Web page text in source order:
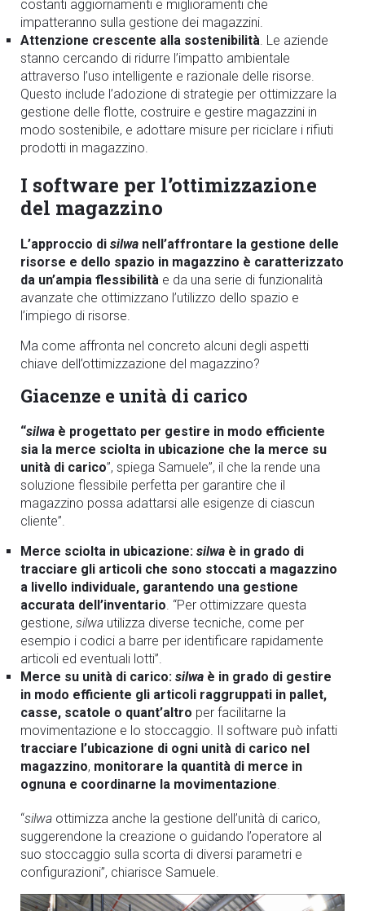
costanti aggiornamenti e miglioramenti che
impatteranno sulla gestione dei magazzini.
Attenzione crescente alla sostenibilità. Le aziende
stanno cercando di ridurre l’impatto ambientale
attraverso l’uso intelligente e razionale delle risorse.
Questo include l’adozione di strategie per ottimizzare la
gestione delle flotte, costruire e gestire magazzini in
modo sostenibile, e adottare misure per riciclare i rifiuti
prodotti in magazzino.
I software per l’ottimizzazione
del magazzino
L’approccio di silwa nell’affrontare la gestione delle
risorse e dello spazio in magazzino è caratterizzato
da un’ampia flessibilità e da una serie di funzionalità
avanzate che ottimizzano l’utilizzo dello spazio e
l’impiego di risorse.
Ma come affronta nel concreto alcuni degli aspetti
chiave dell’ottimizzazione del magazzino?
Giacenze e unità di carico
“silwa è progettato per gestire in modo efficiente
sia la merce sciolta in ubicazione che la merce su
unità di carico”, spiega Samuele”, il che la rende una
soluzione flessibile perfetta per garantire che il
magazzino possa adattarsi alle esigenze di ciascun
cliente”.
Merce sciolta in ubicazione: silwa è in grado di
tracciare gli articoli che sono stoccati a magazzino
a livello individuale, garantendo una gestione
accurata dell’inventario. “Per ottimizzare questa
gestione, silwa utilizza diverse tecniche, come per
esempio i codici a barre per identificare rapidamente
articoli ed eventuali lotti”.
Merce su unità di carico: silwa è in grado di gestire
in modo efficiente gli articoli raggruppati in pallet,
casse, scatole o quant’altro per facilitarne la
movimentazione e lo stoccaggio. Il software può infatti
tracciare l’ubicazione di ogni unità di carico nel
magazzino, monitorare la quantità di merce in
ognuna e coordinarne la movimentazione.
“silwa ottimizza anche la gestione dell’unità di carico,
suggerendone la creazione o guidando l’operatore al
suo stoccaggio sulla scorta di diversi parametri e
configurazioni”, chiarisce Samuele.